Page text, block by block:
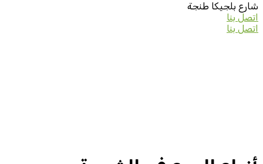
شارع بلجيكا طنجة
اتصل بنا
اتصل بنا